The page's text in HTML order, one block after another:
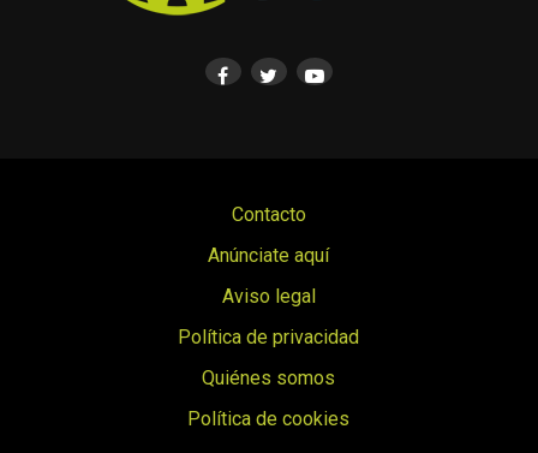
Contacto
Anúnciate aquí
Aviso legal
Política de privacidad
Quiénes somos
Política de cookies